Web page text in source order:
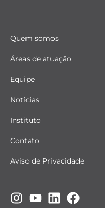
Quem somos
Áreas de atuação
Equipe
Notícias
Instituto
Contato
Aviso de Privacidade